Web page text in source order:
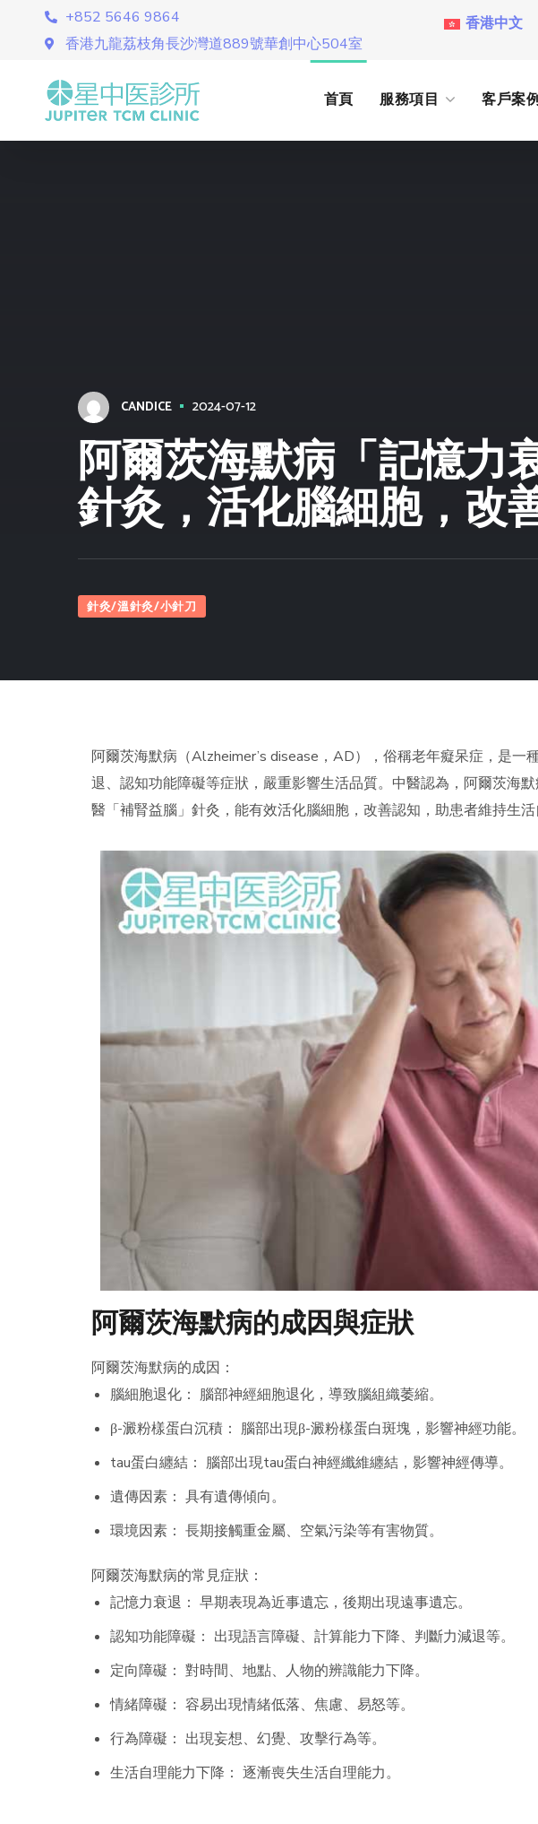
+852 5646 9864
香港九龍荔枝角長沙灣道889號華創中心504室
香港中文
首頁 服務項目 客戶案
CANDICE 2024-07-12
阿爾茨海默病「記憶力
針灸，活化腦細胞，改
針灸/溫針灸/小針刀
阿爾茨海默病（Alzheimer’s disease，AD），俗稱老年癡呆症，是
退、認知功能障礙等症狀，嚴重影響生活品質。中醫認為，阿爾茨海
醫「補腎益腦」針灸，能有效活化腦細胞，改善認知，助患者維持生活
阿爾茨海默病的成因與症狀
阿爾茨海默病的成因：
腦細胞退化： 腦部神經細胞退化，導致腦組織萎縮。
β-澱粉樣蛋白沉積： 腦部出現β-澱粉樣蛋白斑塊，影響神經功能。
tau蛋白纏結： 腦部出現tau蛋白神經纖維纏結，影響神經傳導。
遺傳因素： 具有遺傳傾向。
環境因素： 長期接觸重金屬、空氣污染等有害物質。
阿爾茨海默病的常見症狀：
記憶力衰退： 早期表現為近事遺忘，後期出現遠事遺忘。
認知功能障礙： 出現語言障礙、計算能力下降、判斷力減退等。
定向障礙： 對時間、地點、人物的辨識能力下降。
情緒障礙： 容易出現情緒低落、焦慮、易怒等。
行為障礙： 出現妄想、幻覺、攻擊行為等。
生活自理能力下降： 逐漸喪失生活自理能力。